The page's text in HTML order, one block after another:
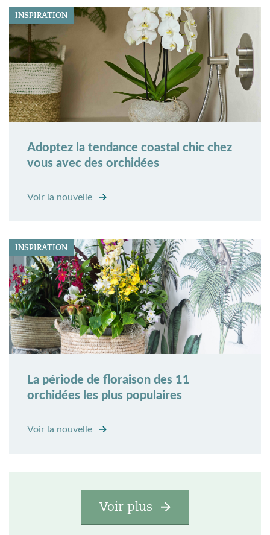
INSPIRATION
Adoptez la tendance coastal chic chez
vous avec des orchidées
Voir la nouvelle
INSPIRATION
La période de floraison des 11
orchidées les plus populaires
Voir la nouvelle
Voir plus